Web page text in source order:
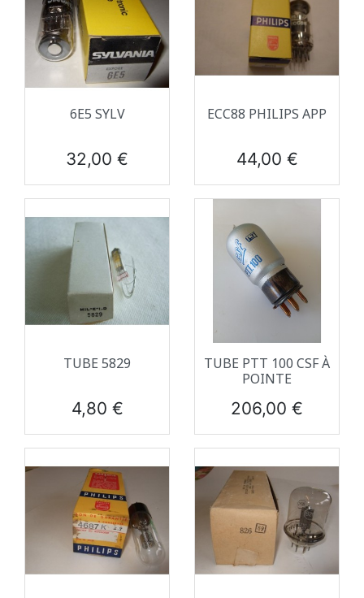
6E5 SYLV
Prix
32,00 €
ECC88 PHILIPS APP
Prix
44,00 €
TUBE 5829
Prix
4,80 €
TUBE PTT 100 CSF À
POINTE
Prix
206,00 €